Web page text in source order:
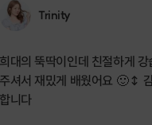
Trinity
희대의 뚝딱이인데 친절하게 강
주셔서 재밌게 배웠어요 🙂‍↕️
합니다